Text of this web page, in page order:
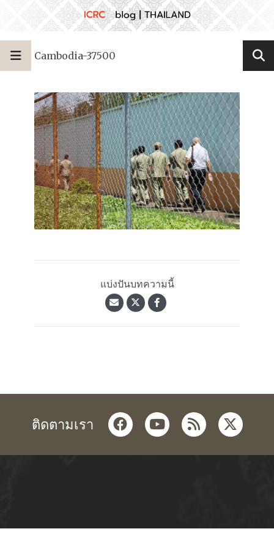
Cambodia-37500
แบ่งปันบทความนี้
ติดตามเรา facebookyoutube
rss twitter